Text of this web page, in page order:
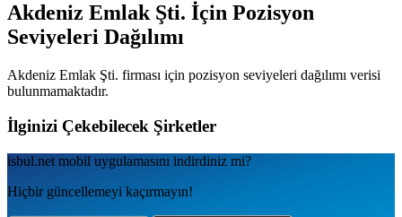
Akdeniz Emlak Şti. İçin Pozisyon
Seviyeleri Dağılımı
Akdeniz Emlak Şti. firması için pozisyon seviyeleri dağılımı verisi
bulunmamaktadır.
İlginizi Çekebilecek Şirketler
isbul.net mobil uygulamаsını indirdiniz mi?
Hiçbir güncellemeyi kaçırmayın!